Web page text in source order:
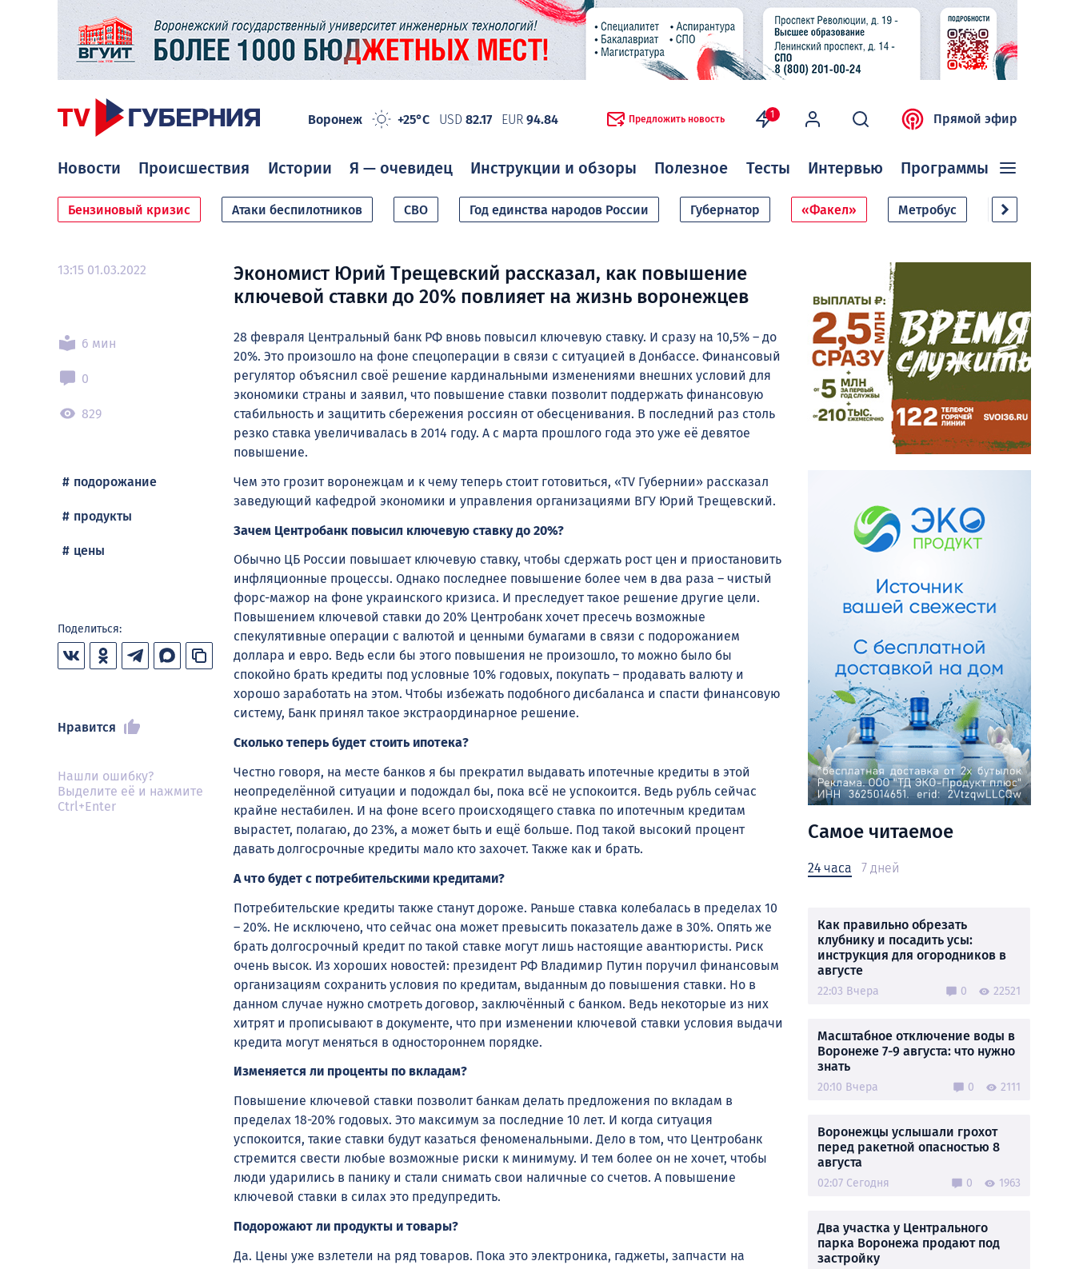
Воронеж +25°C USD 82.17 EUR 94.84 Предложить новость 1 Прямой эфир
Новости Происшествия Истории Я — очевидец Инструкции и обзоры Полезное Тесты Интервью Программы
Бензиновый кризис Атаки беспилотников СВО Год единства народов России Губернатор «Факел» Метробус Дачный
13:15 01.03.2022
6 мин
0
829
подорожание
продукты
цены
Поделиться:
Нравится
Нашли ошибку?
Выделите её и нажмите
Ctrl+Enter
Экономист Юрий Трещевский рассказал, как повышение
ключевой ставки до 20% повлияет на жизнь воронежцев
28 февраля Центральный банк РФ вновь повысил ключевую ставку. И сразу на 10,5% – до
20%. Это произошло на фоне спецоперации в связи с ситуацией в Донбассе. Финансовый
регулятор объяснил своё решение кардинальными изменениями внешних условий для
экономики страны и заявил, что повышение ставки позволит поддержать финансовую
стабильность и защитить сбережения россиян от обесценивания. В последний раз столь
резко ставка увеличивалась в 2014 году. А с марта прошлого года это уже её девятое
повышение.
Чем это грозит воронежцам и к чему теперь стоит готовиться, «TV Губернии» рассказал
заведующий кафедрой экономики и управления организациями ВГУ Юрий Трещевский.
Зачем Центробанк повысил ключевую ставку до 20%?
Обычно ЦБ России повышает ключевую ставку, чтобы сдержать рост цен и приостановить
инфляционные процессы. Однако последнее повышение более чем в два раза – чистый
форс-мажор на фоне украинского кризиса. И преследует такое решение другие цели.
Повышением ключевой ставки до 20% Центробанк хочет пресечь возможные
спекулятивные операции с валютой и ценными бумагами в связи с подорожанием
доллара и евро. Ведь если бы этого повышения не произошло, то можно было бы
спокойно брать кредиты под условные 10% годовых, покупать – продавать валюту и
хорошо заработать на этом. Чтобы избежать подобного дисбаланса и спасти финансовую
систему, Банк принял такое экстраординарное решение.
Сколько теперь будет стоить ипотека?
Честно говоря, на месте банков я бы прекратил выдавать ипотечные кредиты в этой
неопределённой ситуации и подождал бы, пока всё не успокоится. Ведь рубль сейчас
крайне нестабилен. И на фоне всего происходящего ставка по ипотечным кредитам
вырастет, полагаю, до 23%, а может быть и ещё больше. Под такой высокий процент
давать долгосрочные кредиты мало кто захочет. Также как и брать.
А что будет с потребительскими кредитами?
Потребительские кредиты также станут дороже. Раньше ставка колебалась в пределах 10
– 20%. Не исключено, что сейчас она может превысить показатель даже в 30%. Опять же
брать долгосрочный кредит по такой ставке могут лишь настоящие авантюристы. Риск
очень высок. Из хороших новостей: президент РФ Владимир Путин поручил финансовым
организациям сохранить условия по кредитам, выданным до повышения ставки. Но в
данном случае нужно смотреть договор, заключённый с банком. Ведь некоторые из них
хитрят и прописывают в документе, что при изменении ключевой ставки условия выдачи
кредита могут меняться в одностороннем порядке.
Изменяется ли проценты по вкладам?
Повышение ключевой ставки позволит банкам делать предложения по вкладам в
пределах 18-20% годовых. Это максимум за последние 10 лет. И когда ситуация
успокоится, такие ставки будут казаться феноменальными. Дело в том, что Центробанк
стремится свести любые возможные риски к минимуму. И тем более он не хочет, чтобы
люди ударились в панику и стали снимать свои наличные со счетов. А повышение
ключевой ставки в силах это предупредить.
Подорожают ли продукты и товары?
Да. Цены уже взлетели на ряд товаров. Пока это электроника, гаджеты, запчасти на
Самое читаемое
24 часа 7 дней
Как правильно обрезать
клубнику и посадить усы:
инструкция для огородников в
августе
22:03 Вчера 0 22521
Масштабное отключение воды в
Воронеже 7-9 августа: что нужно
знать
20:10 Вчера 0 2111
Воронежцы услышали грохот
перед ракетной опасностью 8
августа
02:07 Сегодня 0 1963
Два участка у Центрального
парка Воронежа продают под
застройку